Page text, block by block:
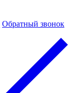
Обратный звонок